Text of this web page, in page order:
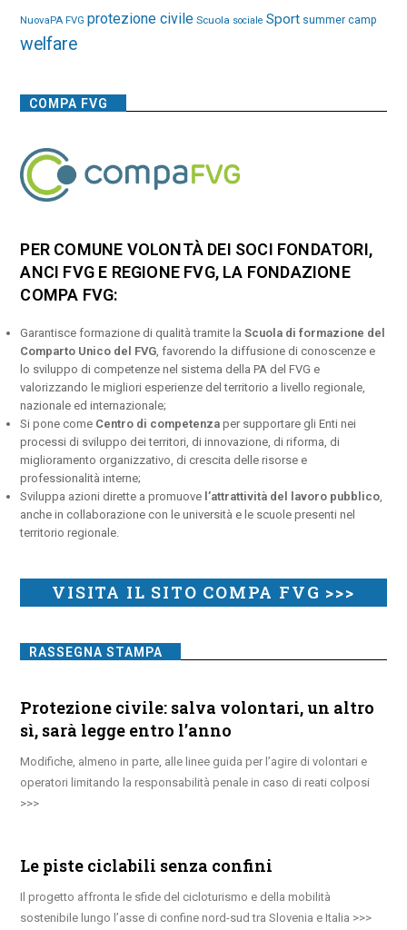
NuovaPA FVG protezione civile Scuola sociale Sport summer camp
welfare
COMPA FVG
PER COMUNE VOLONTÀ DEI SOCI FONDATORI,
ANCI FVG E REGIONE FVG, LA FONDAZIONE
COMPA FVG:
Garantisce formazione di qualità tramite laScuola di formazione del
Comparto Unico del FVG , favorendo la diffusione di conoscenze e
lo sviluppo di competenze nel sistema della PA del FVG e
valorizzando le migliori esperienze del territorio a livello regionale,
nazionale ed internazionale;
Si pone come Centro di competenza per supportare gli Enti nei
processi di sviluppo dei territori, di innovazione, di riforma, di
miglioramento organizzativo, di crescita delle risorse e
professionalità interne;
Sviluppa azioni dirette a promuove l’attrattività del lavoro pubblico
anche in collaborazione con le università e le scuole presenti nel
territorio regionale.
VISITA IL SITO COMPA FVG >>>
RASSEGNA STAMPA
Protezione civile: salva volontari, un altro
sì, sarà legge entro l’anno
Modifiche, almeno in parte, alle linee guida per l’agire di volontari e
operatori limitando la responsabilità penale in caso di reati colposi
Le piste ciclabili senza confini
Il progetto affronta le sfide del cicloturismo e della mobilità
sostenibile lungo l’asse di confine nord-sud tra Slovenia e Italia